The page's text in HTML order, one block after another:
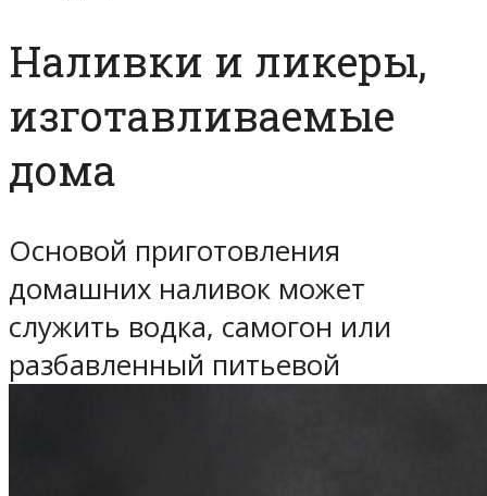
Наливки и ликеры,
изготавливаемые
дома
Основой приготовления
домашних наливок может
служить водка, самогон или
разбавленный питьевой